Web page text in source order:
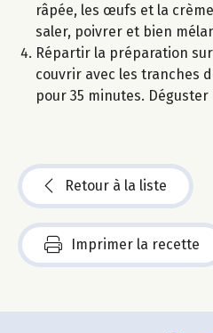
râpée, les œufs et la
saler, poivrer et bien
Répartir la préparation
couvrir avec les tranches
pour 35 minutes. Déguster
Retour à la liste
Imprimer la recette